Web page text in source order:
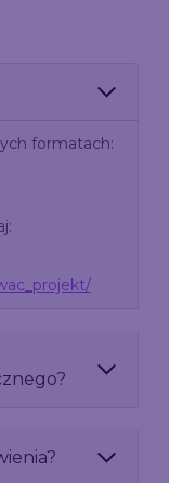
formatach: